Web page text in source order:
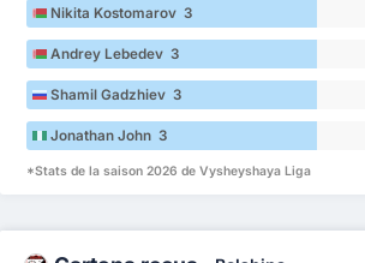
Nikita Kostomarov 3
Andrey Lebedev 3
Shamil Gadzhiev 3
Jonathan John 3
*Stats de la saison 2026 de Vysheyshaya Liga